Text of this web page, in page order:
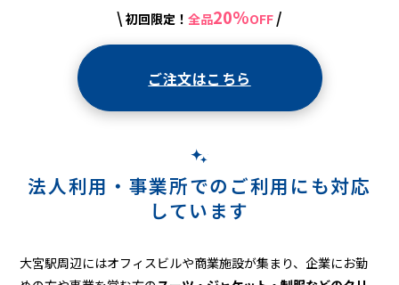
\ 初回限定！ 全品20%OFF /
ご注文はこちら
法人利用・事業所でのご利用にも対応
しています
大宮駅周辺にはオフィスビルや商業施設が集まり、企業にお勤